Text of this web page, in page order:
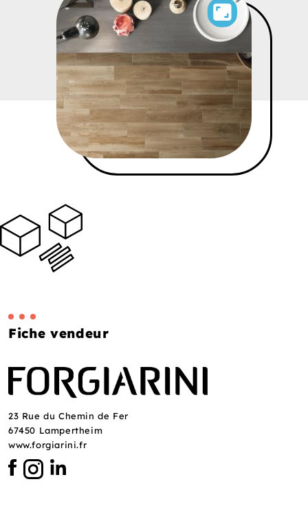
Fiche vendeur
23 Rue du Chemin de Fer
67450 Lampertheim
www.forgiarini.fr